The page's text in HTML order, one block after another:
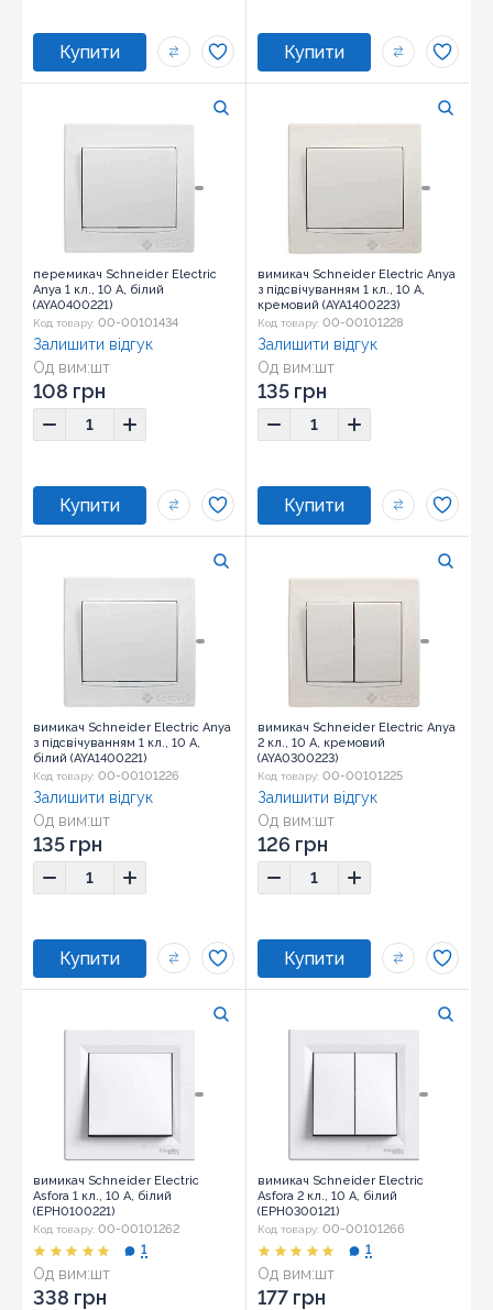
перемикач Schneider Electric
Anya 1 кл., 10 А, білий
(AYA0400221)
Код товару: 00-00101434
Од вим:шт
Розмір:81,5х81,5х42
Залишити відгук
108 грн
вимикач Schneider Electric Anya
з підсвічуванням 1 кл., 10 А,
кремовий (AYA1400223)
Код товару: 00-00101228
Од вим:шт
Розмір:81,5х81,5х42
Залишити відгук
135 грн
вимикач Schneider Electric Anya
з підсвічуванням 1 кл., 10 А,
білий (AYA1400221)
Код товару: 00-00101226
Од вим:шт
Розмір:81,5х81,5х42
Залишити відгук
135 грн
вимикач Schneider Electric Anya
2 кл., 10 А, кремовий
(AYA0300223)
Код товару: 00-00101225
Од вим:шт
Розмір:81,5х81,5х42
Залишити відгук
126 грн
вимикач Schneider Electric
Asfora 1 кл., 10 А, білий
(EPH0100221)
Код товару: 00-00101262
Од вим:шт
Розмір:83х83х42
1
338 грн
вимикач Schneider Electric
Asfora 2 кл., 10 А, білий
(EPH0300121)
Код товару: 00-00101266
Од вим:шт
Розмір: 83х83х42
1
177 грн